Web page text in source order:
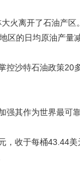
离开了石油产区
的日均原油产量
沙特石油政策20
其作为世界最可靠
收于每桶43.44美